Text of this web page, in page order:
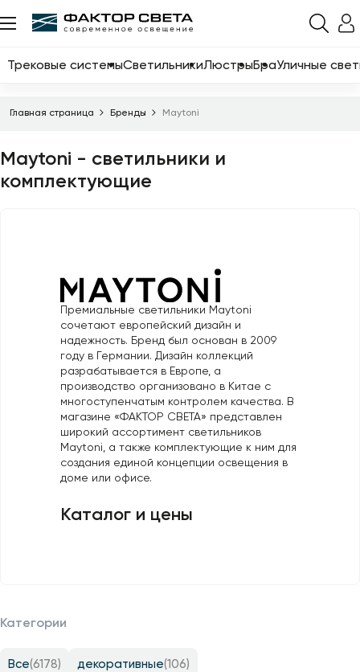
Трековые системыСветильникиЛюстрыБраУличные
Главная страница Бренды Maytoni
Maytoni - светильники и
комплектующие
Премиальные светильники Maytoni
сочетают европейский дизайн и
надежность. Бренд был основан в 2009
году в Германии. Дизайн коллекций
разрабатывается в Европе, а
производство организовано в Китае с
многоступенчатым контролем качества. В
магазине «ФАКТОР СВЕТА» представлен
широкий ассортимент светильников
Maytoni, а также комплектующие к ним для
создания единой концепции освещения в
доме или офисе.
Каталог и цены
Категории
Все(6178) декоративные(106)
Назад
Каталог
Люстры
Бра
Светодиодные ленты
Торшеры
Настольные лампы
Профили для ленты
Лампочки